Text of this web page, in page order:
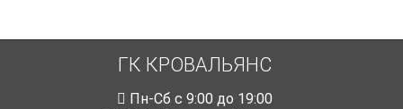
ГК КРОВАЛЬЯНС
Пн-Cб с 9:00 до 19:00